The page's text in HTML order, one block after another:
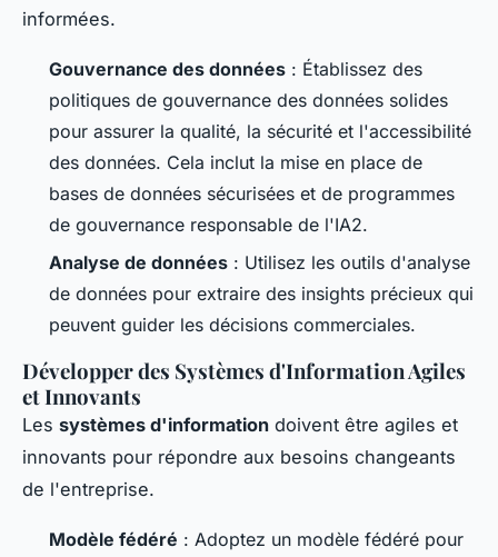
informées.
Gouvernance des données : Établissez des
politiques de gouvernance des données solides
pour assurer la qualité, la sécurité et l'accessibilité
des données. Cela inclut la mise en place de
bases de données sécurisées et de programmes
de gouvernance responsable de l'IA2.
Analyse de données : Utilisez les outils d'analyse
de données pour extraire des insights précieux qui
peuvent guider les décisions commerciales.
Développer des Systèmes d'Information Agiles
et Innovants
Les systèmes d'information doivent être agiles et
innovants pour répondre aux besoins changeants
de l'entreprise.
Modèle fédéré : Adoptez un modèle fédéré pour